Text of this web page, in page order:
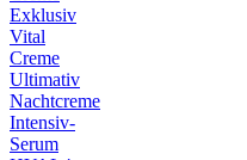
Exklusiv
Vital
Creme
Ultimativ
Nachtcreme
Intensiv-
Serum